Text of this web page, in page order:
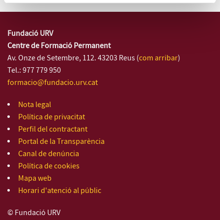
Fundació URV
Centre de Formació Permanent
Av. Onze de Setembre, 112. 43203 Reus (com arribar)
Tel.: 977 779 950
formacio@fundacio.urv.cat
Nota legal
Política de privacitat
Perfil del contractant
Portal de la Transparència
Canal de denúncia
Política de cookies
Mapa web
Horari d'atenció al públic
© Fundació URV